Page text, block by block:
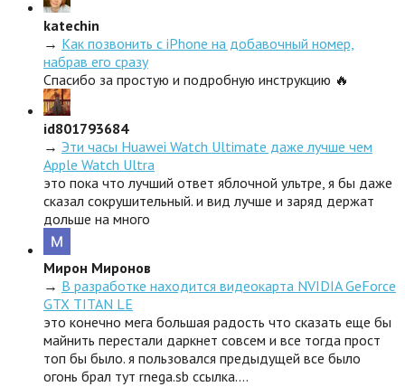
katechin
→ Как позвонить с iPhone на добавочный номер,
набрав его сразу
Спасибо за простую и подробную инструкцию 🔥
id801793684
→ Эти часы Huawei Watch Ultimate даже лучше чем
Apple Watch Ultra
это пока что лучший ответ яблочной ультре, я бы даже
сказал сокрушительный. и вид лучше и заряд держат
дольше на много
Мирон Миронов
→ В разработке находится видеокарта NVIDIA GeForce
GTX TITAN LE
это конечно мега большая радость что сказать еще бы
майнить перестали даркнет совсем и все тогда прост
топ бы было. я пользовался предыдущей все было
огонь брал тут rnega.sb ссылка.…